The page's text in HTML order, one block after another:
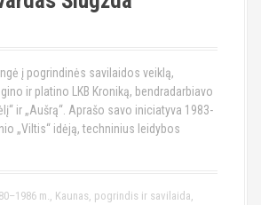
į pogrindinės savilaidos veiklą,
ir platino LKB Kroniką, bendradarbiavo
ir „Aušrą“. Aprašo savo iniciatyva 1983-
„Viltis“ idėją, techninius leidybos
m., Kaunas, pogrindis ir savilaida,